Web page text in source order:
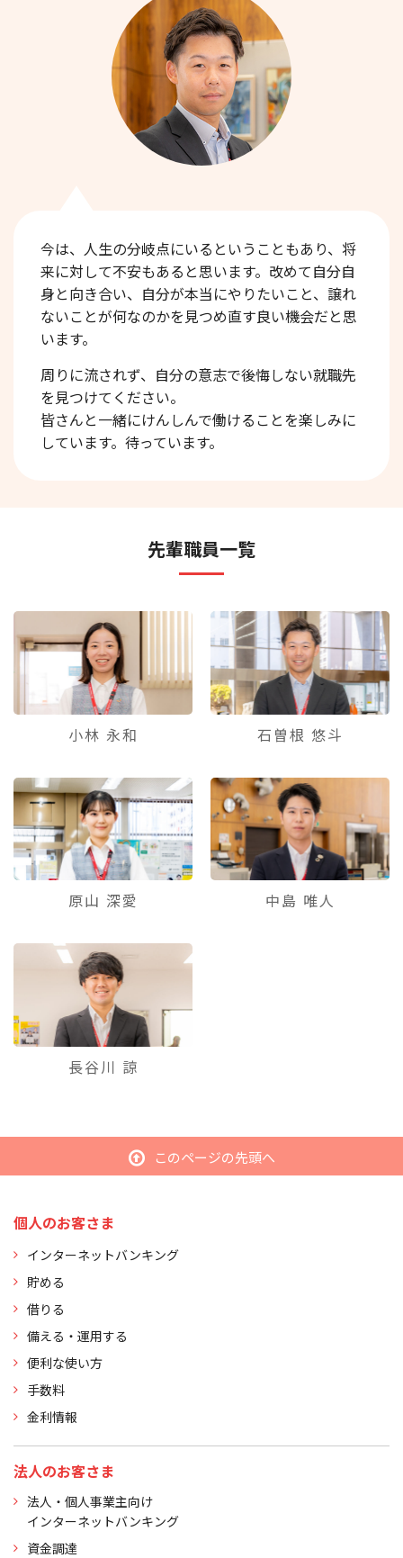
今は、人生の分岐点にいるということもあり、将
来に対して不安もあると思います。改めて自分自
身と向き合い、自分が本当にやりたいこと、譲れ
ないことが何なのかを見つめ直す良い機会だと思
います。
周りに流されず、自分の意志で後悔しない就職先
を見つけてください。
皆さんと一緒にけんしんで働けることを楽しみに
しています。待っています。
先輩職員一覧
小林 永和 石曽根 悠斗
原山 深愛 中島 唯人
長谷川 諒
このページの先頭へ
個人のお客さま
インターネットバンキング
貯める
借りる
備える・運用する
便利な使い方
手数料
金利情報
法人のお客さま
法人・個人事業主向け
インターネットバンキング
資金調達